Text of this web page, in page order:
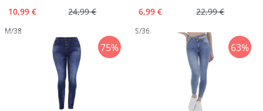
24,99 €
10,99 €
M/38
22,99 €
6,99 €
S/36
75% 63%